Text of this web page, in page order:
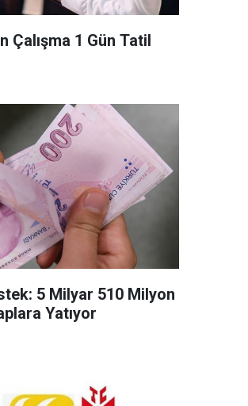
Çalışma 1 Gün Tatil
5 Milyar 510 Milyon
Yatıyor